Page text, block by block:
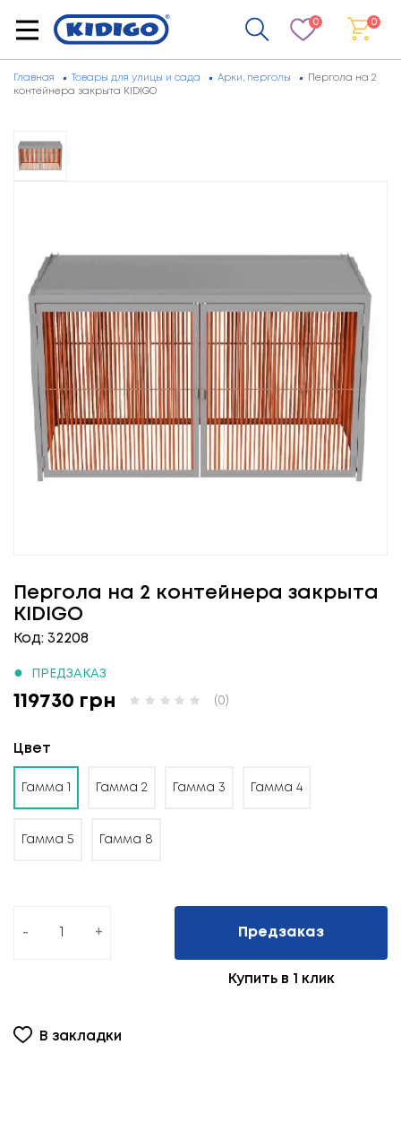
0 0
Главная Товары для улицы и сада Арки, перголы
Пергола на 2
контейнера закрыта KIDIGO
Пергола на 2 контейнера закрыта
KIDIGO
Код: 32208
● ПРЕДЗАКАЗ
119730 грн (0)
Цвет
Гамма 1 Гамма 2 Гамма 3 Гамма 4
Гамма 5 Гамма 8
- + Предзаказ
Купить в 1 клик
В закладки